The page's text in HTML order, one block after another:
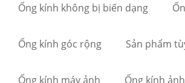
Ống kính không bị biến dạng
Ống kính góc rộng Sản phẩm
Ống kính máy ảnh Ống kính